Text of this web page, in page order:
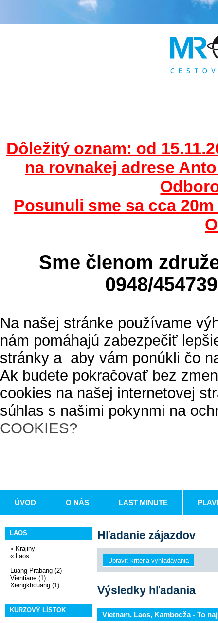
Dôležitý oznam: od
na rovnakej adrese
Posunuli sme sa cca
Sme členom
0948/
Na našej stránke používame
nám pomáhajú zabezpečiť
stránky a aby vám ponúkli čo
Ak budete pokračovať bez
cookies na našej internetovej
súhlas s našimi pokynmi na
COOKIES?
ÚVOD O NÁS LAST MINUTE
LAOS
« Krajiny
« Laos
Luang Prabang (2)
Vientiane (1)
Xiengkhouang (1)
KURZOVÝ LÍSTOK
Hľadanie zájazdov
Výsledky hľadania
Vietnam, Laos, Kambodža - To